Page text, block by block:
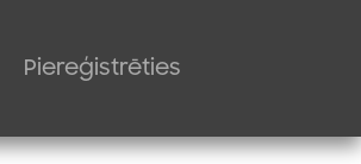
Piereģistrēties